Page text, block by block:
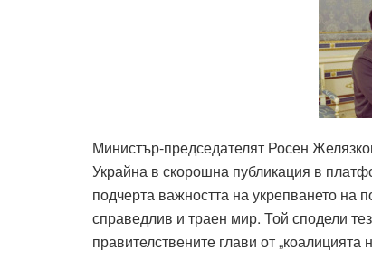
Министър-председателят Росен
Украйна в скорошна публикация в
подчерта важността на укрепването на
справедлив и траен мир. Той сподели
правителствените глави от